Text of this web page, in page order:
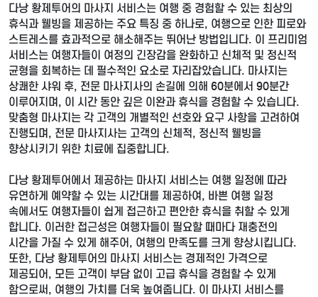
다낭 황제투어의 마사지 서비스는 여행 중 경험할 수 있는 최상의
휴식과 웰빙을 제공하는 주요 특징 중 하나로, 여행으로 인한 피로와
스트레스를 효과적으로 해소해주는 뛰어난 방법입니다. 이 프리미엄
서비스는 여행자들이 여정의 긴장감을 완화하고 신체적 및 정신적
균형을 회복하는 데 필수적인 요소로 자리잡았습니다. 마사지는
상쾌한 샤워 후, 전문 마사지사의 손길에 의해 60분에서 90분간
이루어지며, 이 시간 동안 깊은 이완과 휴식을 경험할 수 있습니다.
맞춤형 마사지는 각 고객의 개별적인 선호와 요구 사항을 고려하여
진행되며, 전문 마사지사는 고객의 신체적, 정신적 웰빙을
향상시키기 위한 치료에 집중합니다.
다낭 황제투어에서 제공하는 마사지 서비스는 여행 일정에 따라
유연하게 예약할 수 있는 시간대를 제공하여, 바쁜 여행 일정
속에서도 여행자들이 쉽게 접근하고 편안한 휴식을 취할 수 있게
합니다. 이러한 접근성은 여행자들이 필요할 때마다 재충전의
시간을 가질 수 있게 해주어, 여행의 만족도를 크게 향상시킵니다.
또한, 다낭 황제투어의 마사지 서비스는 경제적인 가격으로
제공되어, 모든 고객이 부담 없이 고급 휴식을 경험할 수 있게
함으로써, 여행의 가치를 더욱 높여줍니다. 이 마사지 서비스를